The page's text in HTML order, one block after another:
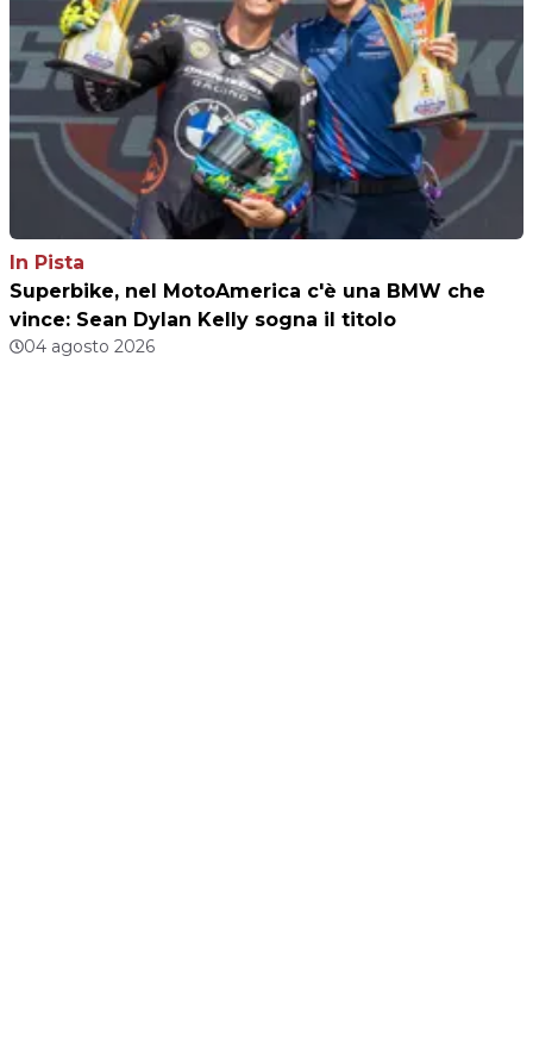
In Pista
Superbike, nel MotoAmerica c'è una BMW che
vince: Sean Dylan Kelly sogna il titolo
04 agosto 2026